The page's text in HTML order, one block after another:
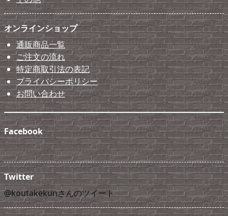
オンラインショップ
通販商品一覧
ご注文の流れ
特定商取引法の表記
プライバシーポリシー
お問い合わせ
Facebook
Twitter
@koutakekunさんのツイート